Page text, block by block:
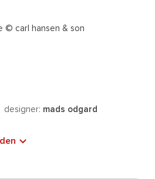
© carl hansen & son
designer: mads odgard